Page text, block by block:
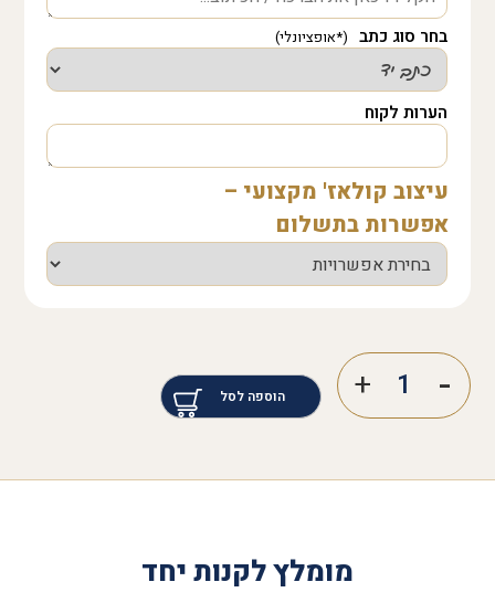
בחר סוג כתב
הערות לקוח
עיצוב קולאז' מקצועי –
אפשרות בתשלום
הוספה לסל
מומלץ לקנות יחד